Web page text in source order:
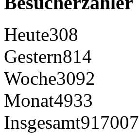
Heute308
Gestern814
Woche3092
Monat4933
Insgesamt917007